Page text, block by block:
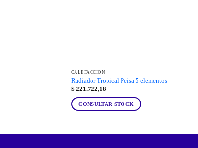
CALEFACCIÓN
Radiador Tropical Peisa 5 elementos
$ 221.722,18
CONSULTAR STOCK